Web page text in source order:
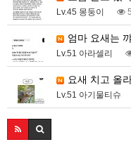
Lv.45 몽둥이
엄마 요새는
Lv.51 아라셀리
요새 치고 올
Lv.51 아기물티슈